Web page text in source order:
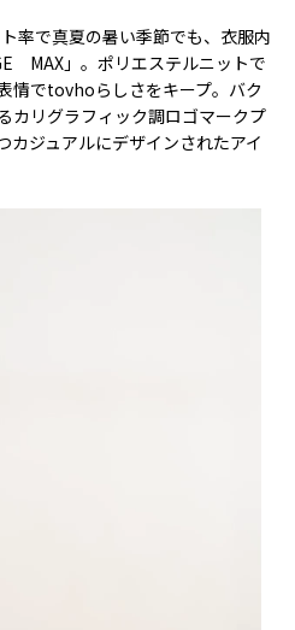
率で真夏の暑い季節でも、衣服内
MAX」。ポリエステルニットで
情でtovhoらしさをキープ。バク
カリグラフィック調ロゴマークプ
カジュアルにデザインされたアイ